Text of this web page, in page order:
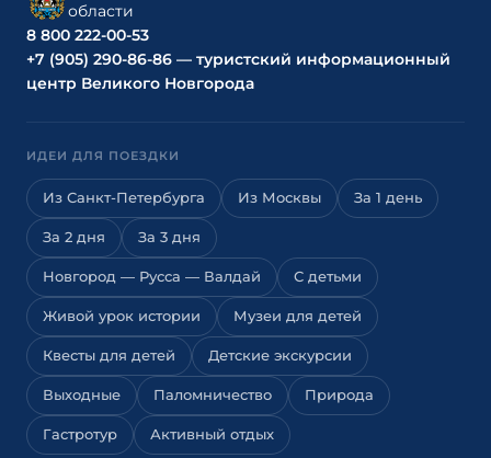
области
8 800 222-00-53
+7 (905) 290-86-86 — туристский информационный
центр Великого Новгорода
ИДЕИ ДЛЯ ПОЕЗДКИ
Из Санкт-Петербурга Из Москвы За 1 день
За 2 дня За 3 дня
Новгород — Русса — Валдай С детьми
Живой урок истории Музеи для детей
Квесты для детей Детские экскурсии
Выходные Паломничество Природа
Гастротур Активный отдых